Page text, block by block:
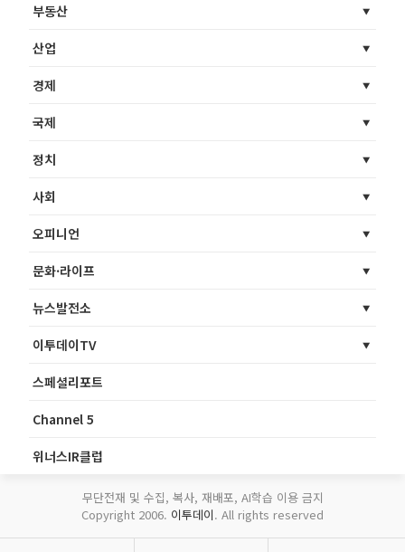
부동산
산업
경제
국제
정치
사회
오피니언
문화·라이프
뉴스발전소
이투데이TV
스페셜리포트
Channel 5
위너스IR클럽
무단전재 및 수집, 복사, 재배포, AI학습 이용 금지
Copyright 2006. 이투데이. All rights reserved